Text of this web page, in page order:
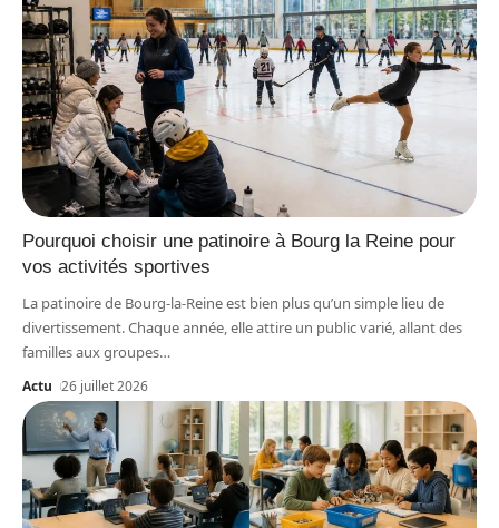
Pourquoi choisir une patinoire à Bourg la Reine pour
vos activités sportives
La patinoire de Bourg-la-Reine est bien plus qu’un simple lieu de
divertissement. Chaque année, elle attire un public varié, allant des
familles aux groupes…
Actu 26 juillet 2026